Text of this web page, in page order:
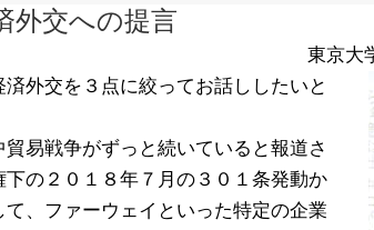
外交への提言
東京大
外交を３点に絞ってお話ししたいと
易戦争がずっと続いていると報道さ
の２０１８年７月の３０１条発動か
、ファーウェイといった特定の企業